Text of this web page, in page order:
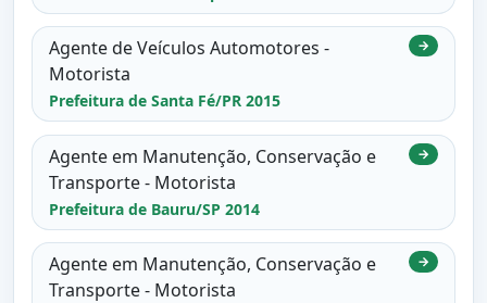
Agente de Veículos Automotores -
Motorista
Prefeitura de Santa Fé/PR 2015
→
Agente em Manutenção, Conservação e
Transporte - Motorista
Prefeitura de Bauru/SP 2014
→
Agente em Manutenção, Conservação e
Transporte - Motorista
→